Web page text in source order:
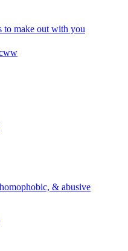
to make out with you
& abusive